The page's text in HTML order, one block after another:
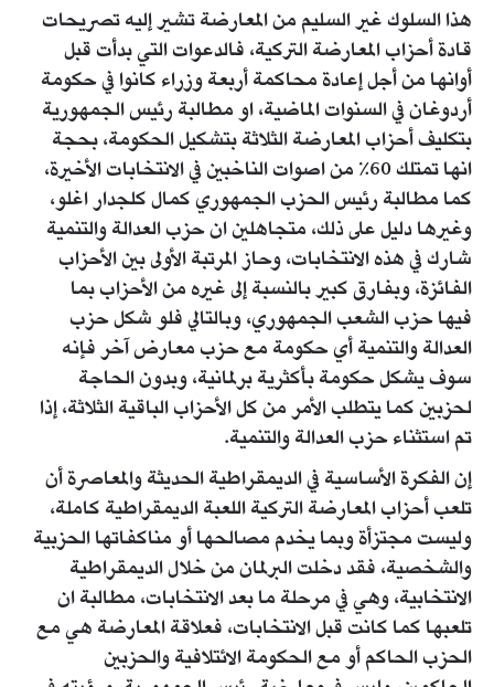
هذا السلوك غير السليم من المعارضة تشير إليه تصريحات
قادة أحزاب المعارضة التركية، فالدعوات التي بدأت قبل
أوانها من أجل إعادة محاكمة أربعة وزراء كانوا في حكومة
أردوغان في السنوات الماضية، او مطالبة رئيس الجمهورية
بتكليف أحزاب المعارضة الثلاثة بتشكيل الحكومة، بحجة
انها تمتلك 60٪ من اصوات الناخبين في الانتخابات الأخيرة،
كما مطالبة رئيس الحزب الجمهوري كمال كلجدار اغلو،
وغيرها دليل على ذلك، متجاهلين ان حزب العدالة والتنمية
شارك في هذه الانتخابات، وحاز المرتبة الأولى بين الأحزاب
الفائزة، وبفارق كبير بالنسبة إلى غيره من الأحزاب بما
فيها حزب الشعب الجمهوري، وبالتالي فلو شكل حزب
العدالة والتنمية أي حكومة مع حزب معارض آخر فإنه
سوف يشكل حكومة بأكثرية برلمانية، وبدون الحاجة
لحزبين كما يتطلب الأمر من كل الأحزاب الباقية الثلاثة، إذا
تم استثناء حزب العدالة والتنمية.
إن الفكرة الأساسية في الديمقراطية الحديثة والمعاصرة أن
تلعب أحزاب المعارضة التركية اللعبة الديمقراطية كاملة،
وليست مجتزأة وبما يخدم مصالحها أو مناكفاتها الحزبية
والشخصية، فقد دخلت البرلمان من خلال الديمقراطية
الانتخابية، وهي في مرحلة ما بعد الانتخابات، مطالبة ان
تلعبها كما كانت قبل الانتخابات، فعلاقة المعارضة هي مع
الحزب الحاكم أو مع الحكومة الائتلافية والحزبين